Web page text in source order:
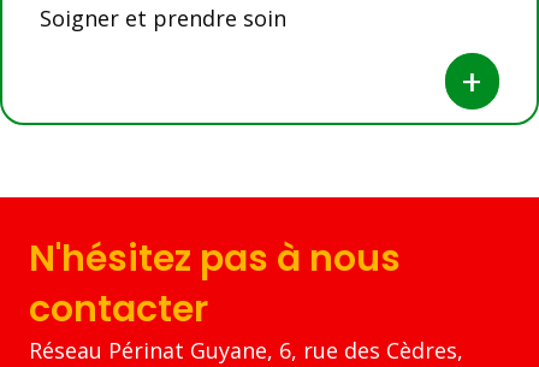
Soigner et prendre soin
+
N'hésitez pas à nous
contacter
Réseau Périnat Guyane, 6, rue des Cèdres,